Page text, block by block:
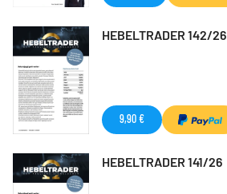
HEBELTRADER 142/26
9,90 €
HEBELTRADER 141/26